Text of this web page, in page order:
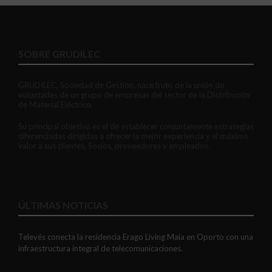
Televés conecta la residencia Erago Living Maia en Oporto con una
infraestructura integral de telecomunicaciones.